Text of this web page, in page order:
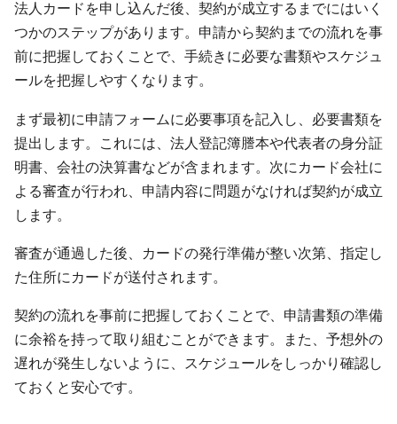
法人カードを申し込んだ後、契約が成立するまでにはいく
つかのステップがあります。申請から契約までの流れを事
前に把握しておくことで、手続きに必要な書類やスケジュ
ールを把握しやすくなります。
まず最初に申請フォームに必要事項を記入し、必要書類を
提出します。これには、法人登記簿謄本や代表者の身分証
明書、会社の決算書などが含まれます。次にカード会社に
よる審査が行われ、申請内容に問題がなければ契約が成立
します。
審査が通過した後、カードの発行準備が整い次第、指定し
た住所にカードが送付されます。
契約の流れを事前に把握しておくことで、申請書類の準備
に余裕を持って取り組むことができます。また、予想外の
遅れが発生しないように、スケジュールをしっかり確認し
ておくと安心です。